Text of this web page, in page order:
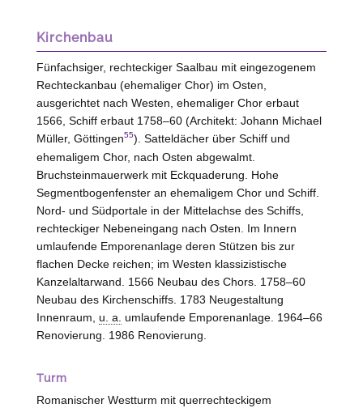
Kirchenbau
Fünfachsiger, rechteckiger Saalbau mit eingezogenem
Rechteckanbau (ehemaliger Chor) im Osten,
ausgerichtet nach Westen , ehemaliger Chor erbaut
1566, Schiff erbaut 1758–60 (Architekt: Johann Michael
Müller, Göttingen55). Satteldächer über Schiff und
ehemaligem Chor, nach Osten abgewalmt.
Bruchsteinmauerwerk mit Eckquaderung. Hohe
Segmentbogenfenster an ehemaligem Chor und Schiff.
Nord- und Südportale in der Mittelachse des Schiffs,
rechteckiger Nebeneingang nach Osten. Im Innern
umlaufende Emporenanlage deren Stützen bis zur
flachen Decke reichen; im Westen klassizistische
Kanzelaltarwand. 1566 Neubau des Chors. 1758–60
Neubau des Kirchenschiffs. 1783 Neugestaltung
Innenraum, u. a.
umlaufende Emporenanlage. 1964–66
Renovierung. 1986 Renovierung.
Turm
Romanischer Westturm mit querrechteckigem